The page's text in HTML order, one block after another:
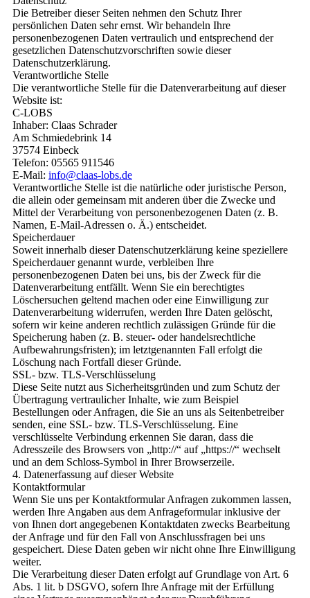
Die Betreiber dieser Seiten nehmen den Schutz Ihrer
persönlichen Daten sehr ernst. Wir behandeln Ihre
personenbezogenen Daten vertraulich und entsprechend der
gesetzlichen Datenschutzvorschriften sowie dieser
Datenschutzerklärung.
Verantwortliche Stelle
Die verantwortliche Stelle für die Datenverarbeitung auf dieser
Website ist:
C-LOBS
Inhaber: Claas Schrader
Am Schmiedebrink 14
37574 Einbeck
Telefon: 05565 911546
E-Mail: info@claas-lobs.de
Verantwortliche Stelle ist die natürliche oder juristische Person,
die allein oder gemeinsam mit anderen über die Zwecke und
Mittel der Verarbeitung von personenbezogenen Daten (z. B.
Namen, E-Mail-Adressen o. Ä.) entscheidet.
Speicherdauer
Soweit innerhalb dieser Datenschutzerklärung keine speziellere
Speicherdauer genannt wurde, verbleiben Ihre
personenbezogenen Daten bei uns, bis der Zweck für die
Datenverarbeitung entfällt. Wenn Sie ein berechtigtes
Löschersuchen geltend machen oder eine Einwilligung zur
Datenverarbeitung widerrufen, werden Ihre Daten gelöscht,
sofern wir keine anderen rechtlich zulässigen Gründe für die
Speicherung haben (z. B. steuer- oder handelsrechtliche
Aufbewahrungsfristen); im letztgenannten Fall erfolgt die
Löschung nach Fortfall dieser Gründe.
SSL- bzw. TLS-Verschlüsselung
Diese Seite nutzt aus Sicherheitsgründen und zum Schutz der
Übertragung vertraulicher Inhalte, wie zum Beispiel
Bestellungen oder Anfragen, die Sie an uns als Seitenbetreiber
senden, eine SSL- bzw. TLS-Verschlüsselung. Eine
verschlüsselte Verbindung erkennen Sie daran, dass die
Adresszeile des Browsers von „http://“ auf „https://“ wechselt
und an dem Schloss-Symbol in Ihrer Browserzeile.
4. Datenerfassung auf dieser Website
Kontaktformular
Wenn Sie uns per Kontaktformular Anfragen zukommen lassen,
werden Ihre Angaben aus dem Anfrageformular inklusive der
von Ihnen dort angegebenen Kontaktdaten zwecks Bearbeitung
der Anfrage und für den Fall von Anschlussfragen bei uns
gespeichert. Diese Daten geben wir nicht ohne Ihre Einwilligung
weiter.
Die Verarbeitung dieser Daten erfolgt auf Grundlage von Art. 6
Abs. 1 lit. b DSGVO, sofern Ihre Anfrage mit der Erfüllung